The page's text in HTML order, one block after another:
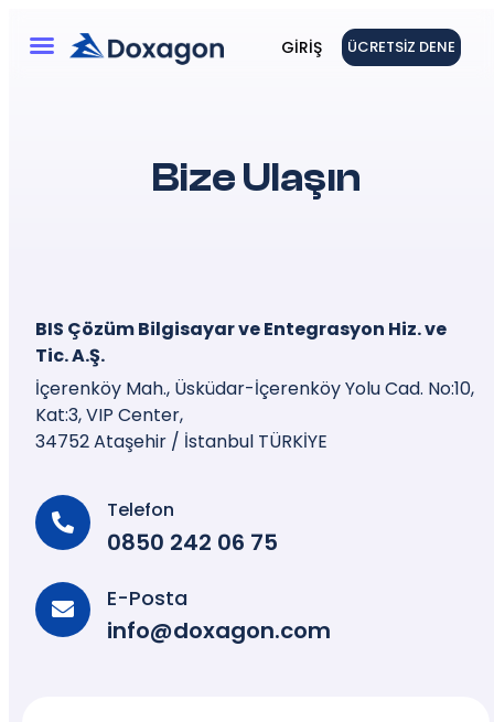
GIRIŞ ÜCRETSIZ DENE
Bize Ulaşın
BIS Çözüm Bilgisayar veEntegrasyon Hiz. ve
Tic. A.Ş.
İçerenköy Mah., Üsküdar-İçerenköy Yolu Cad. No:10,
Kat:3, VIP Center,
34752 Ataşehir / İstanbul TÜRKİYE
Telefon
0850 242 06 75
E-Posta
info@doxagon.com